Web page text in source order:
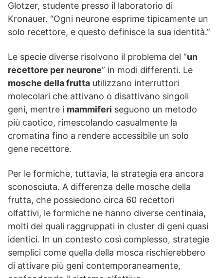
Glotzer, studente presso il laboratorio di
Kronauer. “Ogni neurone esprime tipicamente un
solo recettore, e questo definisce la sua identità.”
Le specie diverse risolvono il problema del “un
recettore per neurone” in modi differenti. Le
mosche della frutta utilizzano interruttori
molecolari che attivano o disattivano singoli
geni, mentre i mammiferi seguono un metodo
più caotico, rimescolando casualmente la
cromatina fino a rendere accessibile un solo
gene recettore.
Per le formiche, tuttavia, la strategia era ancora
sconosciuta. A differenza delle mosche della
frutta, che possiedono circa 60 recettori
olfattivi, le formiche ne hanno diverse centinaia,
molti dei quali raggruppati in cluster di geni quasi
identici. In un contesto così complesso, strategie
semplici come quella della mosca rischierebbero
di attivare più geni contemporaneamente,